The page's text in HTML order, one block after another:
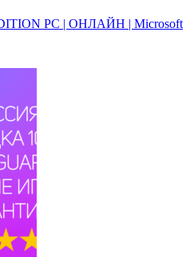
PC | ОНЛАЙН | Microsoft